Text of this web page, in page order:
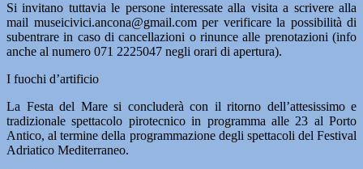
Si invitano tuttavia le persone interessate alla visita a scrivere alla
mail museicivici.ancona@gmail.com per verificare la possibilità di
subentrare in caso di cancellazioni o rinunce alle prenotazioni (info
anche al numero 071 2225047 negli orari di apertura).
I fuochi d’artificio
La Festa del Mare si concluderà con il ritorno dell’attesissimo e
tradizionale spettacolo pirotecnico in programma alle 23 al Porto
Antico, al termine della programmazione degli spettacoli del Festival
Adriatico Mediterraneo.